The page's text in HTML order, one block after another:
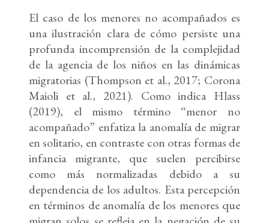
El caso de los menores no acompañados es
una ilustración clara de cómo persiste una
profunda incomprensión de la complejidad
de la agencia de los niños en las dinámicas
migratorias (Thompson et al., 2017; Corona
Maioli et al., 2021). Como indica Hlass
(2019), el mismo término “menor no
acompañado” enfatiza la anomalía de migrar
en solitario, en contraste con otras formas de
infancia migrante, que suelen percibirse
como más normalizadas debido a su
dependencia de los adultos. Esta percepción
en términos de anomalía de los menores que